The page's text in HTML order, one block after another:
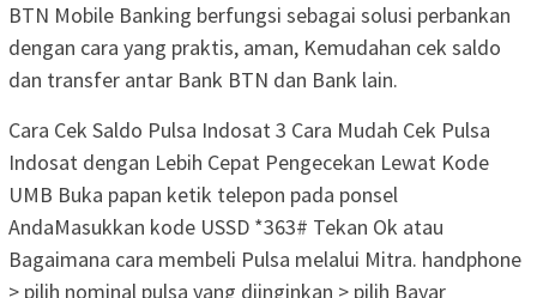
BTN Mobile Banking berfungsi sebagai solusi perbankan
dengan cara yang praktis, aman, Kemudahan cek saldo
dan transfer antar Bank BTN dan Bank lain.
Cara Cek Saldo Pulsa Indosat 3 Cara Mudah Cek Pulsa
Indosat dengan Lebih Cepat Pengecekan Lewat Kode
UMB Buka papan ketik telepon pada ponsel
AndaMasukkan kode USSD *363# Tekan Ok atau
Bagaimana cara membeli Pulsa melalui Mitra. handphone
> pilih nominal pulsa yang diinginkan > pilih Bayar